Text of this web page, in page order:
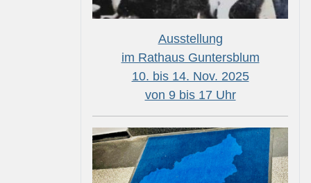
Ausstellung
im Rathaus Guntersblum
10. bis 14. Nov. 2025
von 9 bis 17 Uhr